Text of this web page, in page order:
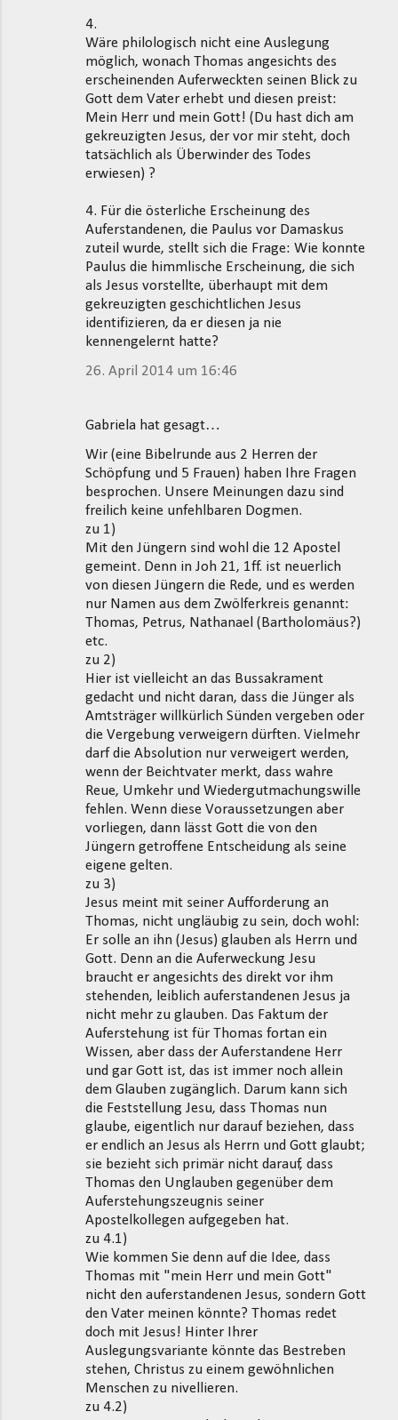
4.
Wäre philologisch nicht eine Auslegung
möglich, wonach Thomas angesichts des
erscheinenden Auferweckten seinen Blick zu
Gott dem Vater erhebt und diesen preist:
Mein Herr und mein Gott! (Du hast dich am
gekreuzigten Jesus, der vor mir steht, doch
tatsächlich als Überwinder des Todes
erwiesen) ?
4. Für die österliche Erscheinung des
Auferstandenen, die Paulus vor Damaskus
zuteil wurde, stellt sich die Frage: Wie konnte
Paulus die himmlische Erscheinung, die sich
als Jesus vorstellte, überhaupt mit dem
gekreuzigten geschichtlichen Jesus
identifizieren, da er diesen ja nie
kennengelernt hatte?
26. April 2014 um 16:46
Gabriela hat gesagt…
Wir (eine Bibelrunde aus 2 Herren der
Schöpfung und 5 Frauen) haben Ihre Fragen
besprochen. Unsere Meinungen dazu sind
freilich keine unfehlbaren Dogmen.
zu 1)
Mit den Jüngern sind wohl die 12 Apostel
gemeint. Denn in Joh 21, 1ff. ist neuerlich
von diesen Jüngern die Rede, und es werden
nur Namen aus dem Zwölferkreis genannt:
Thomas, Petrus, Nathanael (Bartholomäus?)
etc.
zu 2)
Hier ist vielleicht an das Bussakrament
gedacht und nicht daran, dass die Jünger als
Amtsträger willkürlich Sünden vergeben oder
die Vergebung verweigern dürften. Vielmehr
darf die Absolution nur verweigert werden,
wenn der Beichtvater merkt, dass wahre
Reue, Umkehr und Wiedergutmachungswille
fehlen. Wenn diese Voraussetzungen aber
vorliegen, dann lässt Gott die von den
Jüngern getroffene Entscheidung als seine
eigene gelten.
zu 3)
Jesus meint mit seiner Aufforderung an
Thomas, nicht ungläubig zu sein, doch wohl:
Er solle an ihn (Jesus) glauben als Herrn und
Gott. Denn an die Auferweckung Jesu
braucht er angesichts des direkt vor ihm
stehenden, leiblich auferstandenen Jesus ja
nicht mehr zu glauben. Das Faktum der
Auferstehung ist für Thomas fortan ein
Wissen, aber dass der Auferstandene Herr
und gar Gott ist, das ist immer noch allein
dem Glauben zugänglich. Darum kann sich
die Feststellung Jesu, dass Thomas nun
glaube, eigentlich nur darauf beziehen, dass
er endlich an Jesus als Herrn und Gott glaubt;
sie bezieht sich primär nicht darauf, dass
Thomas den Unglauben gegenüber dem
Auferstehungszeugnis seiner
Apostelkollegen aufgegeben hat.
zu 4.1)
Wie kommen Sie denn auf die Idee, dass
Thomas mit "mein Herr und mein Gott"
nicht den auferstandenen Jesus, sondern Gott
den Vater meinen könnte? Thomas redet
doch mit Jesus! Hinter Ihrer
Auslegungsvariante könnte das Bestreben
stehen, Christus zu einem gewöhnlichen
Menschen zu nivellieren.
zu 4.2)